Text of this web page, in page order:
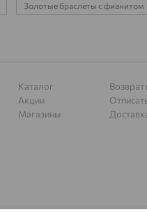
Золотые браслеты с фианитом
Каталог
Акции
Магазины
Возврат
Алатырь